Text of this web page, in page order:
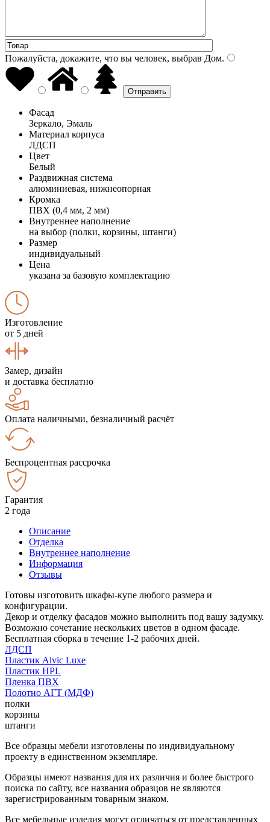
Пожалуйста, докажите, что вы человек, выбрав Дом.
Фасад
Зеркало, Эмаль
Материал корпуса
ЛДСП
Цвет
Белый
Раздвижная система
алюминиевая, нижнеопорная
Кромка
ПВХ (0,4 мм, 2 мм)
Внутреннее наполнение
на выбор (полки, корзины, штанги)
Размер
индивидуальный
Цена
указана за базовую комплектацию
Изготовление
от 5 дней
Замер, дизайн
и доставка бесплатно
Оплата наличными, безналичный расчёт
Беспроцентная рассрочка
Гарантия
2 года
Описание
Отделка
Внутреннее наполнение
Информация
Отзывы
Готовы изготовить шкафы-купе любого размера и
конфигурации.
Декор и отделку фасадов можно выполнить под вашу задумку.
Возможно сочетание нескольких цветов в одном фасаде.
Бесплатная сборка в течение 1-2 рабочих дней.
ЛДСП
Пластик Alvic Luxe
Пластик HPL
Пленка ПВХ
Полотно АГТ (МДФ)
полки
корзины
штанги
Все образцы мебели изготовлены по индивидуальному
проекту в единственном экземпляре.
Образцы имеют названия для их различия и более быстрого
поиска по сайту, все названия образцов не являются
зарегистрированным товарным знаком.
Все мебельные изделия могут отличаться от представленных